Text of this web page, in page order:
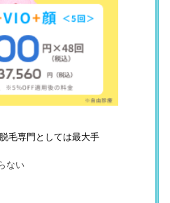
毛専門としては最大手
ない